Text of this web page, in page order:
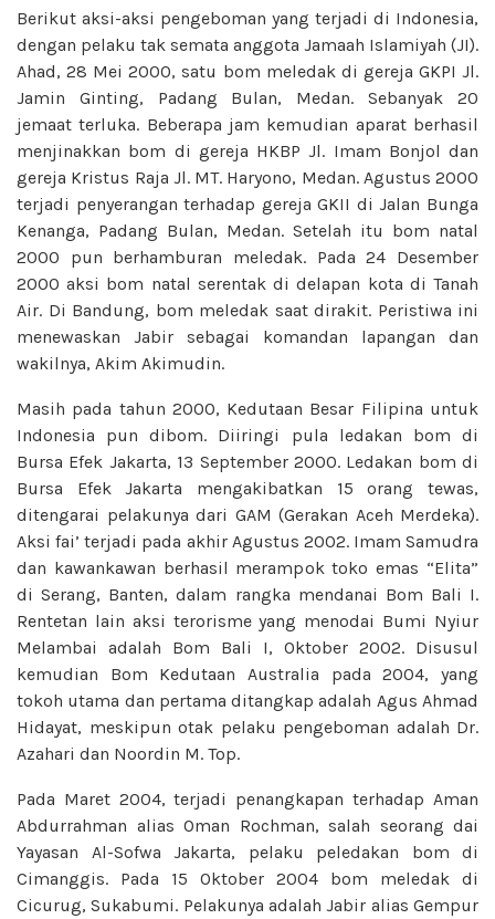
Berikut aksi-aksi pengeboman yang terjadi di Indonesia,
dengan pelaku tak semata anggota Jamaah Islamiyah (JI).
Ahad, 28 Mei 2000, satu bom meledak di gereja GKPI Jl.
Jamin Ginting, Padang Bulan, Medan. Sebanyak 20
jemaat terluka. Beberapa jam kemudian aparat berhasil
menjinakkan bom di gereja HKBP Jl. Imam Bonjol dan
gereja Kristus Raja Jl. MT. Haryono, Medan. Agustus 2000
terjadi penyerangan terhadap gereja GKII di Jalan Bunga
Kenanga, Padang Bulan, Medan. Setelah itu bom natal
2000 pun berhamburan meledak. Pada 24 Desember
2000 aksi bom natal serentak di delapan kota di Tanah
Air. Di Bandung, bom meledak saat dirakit. Peristiwa ini
menewaskan Jabir sebagai komandan lapangan dan
wakilnya, Akim Akimudin.
Masih pada tahun 2000, Kedutaan Besar Filipina untuk
Indonesia pun dibom. Diiringi pula ledakan bom di
Bursa Efek Jakarta, 13 September 2000. Ledakan bom di
Bursa Efek Jakarta mengakibatkan 15 orang tewas,
ditengarai pelakunya dari GAM (Gerakan Aceh Merdeka).
Aksi fai’ terjadi pada akhir Agustus 2002. Imam Samudra
dan kawankawan berhasil merampok toko emas “Elita”
di Serang, Banten, dalam rangka mendanai Bom Bali I.
Rentetan lain aksi terorisme yang menodai Bumi Nyiur
Melambai adalah Bom Bali I, Oktober 2002. Disusul
kemudian Bom Kedutaan Australia pada 2004, yang
tokoh utama dan pertama ditangkap adalah Agus Ahmad
Hidayat, meskipun otak pelaku pengeboman adalah Dr.
Azahari dan Noordin M. Top.
Pada Maret 2004, terjadi penangkapan terhadap Aman
Abdurrahman alias Oman Rochman, salah seorang dai
Yayasan Al-Sofwa Jakarta, pelaku peledakan bom di
Cimanggis. Pada 15 Oktober 2004 bom meledak di
Cicurug, Sukabumi. Pelakunya adalah Jabir alias Gempur